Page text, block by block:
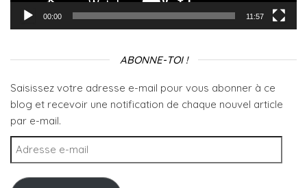
00:00 11:57
ABONNE-TOI !
Saisissez votre adresse e-mail pour vous abonner à ce
blog et recevoir une notification de chaque nouvel article
par e-mail.
Adresse e-mail